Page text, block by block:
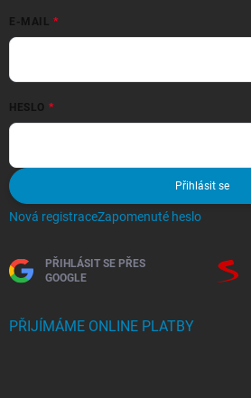
E-MAIL
HESLO
Přihlásit se
Nová registraceZapomenuté heslo
PŘIHLÁSIT SE PŘES
GOOGLE
PŘIJÍMÁME ONLINE PLATBY